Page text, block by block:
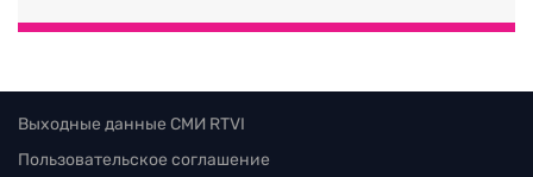
Выходные данные СМИ RTVI
Пользовательское соглашение